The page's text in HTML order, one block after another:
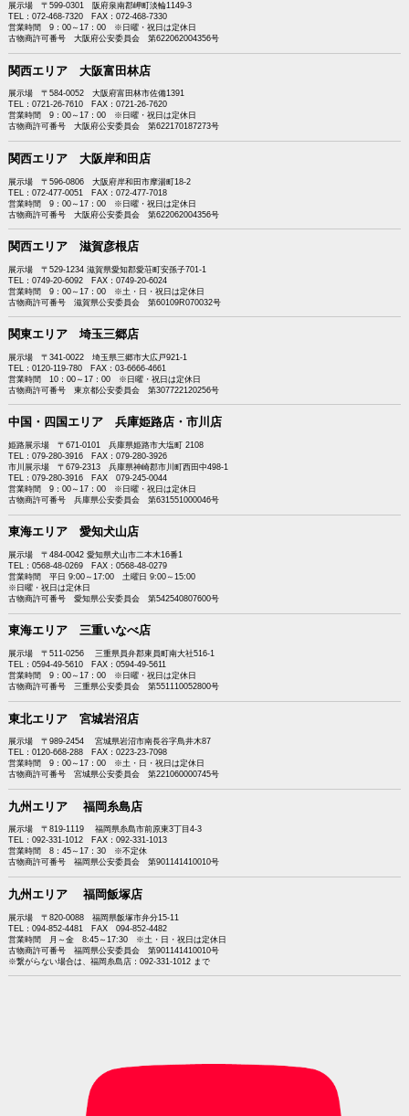
展示場 〒599-0301 阪府泉南郡岬町淡輪1149-3
TEL：072-468-7320 FAX：072-468-7330
営業時間 9：00～17：00 ※日曜・祝日は定休日
古物商許可番号 大阪府公安委員会 第622062004356号
関西エリア 大阪富田林店
展示場 〒584-0052 大阪府富田林市佐備1391
TEL：0721-26-7610 FAX：0721-26-7620
営業時間 9：00～17：00 ※日曜・祝日は定休日
古物商許可番号 大阪府公安委員会 第622170187273号
関西エリア 大阪岸和田店
展示場 〒596-0806 大阪府岸和田市摩湯町18-2
TEL：072-477-0051 FAX：072-477-7018
営業時間 9：00～17：00 ※日曜・祝日は定休日
古物商許可番号 大阪府公安委員会 第622062004356号
関西エリア 滋賀彦根店
展示場 〒529-1234 滋賀県愛知郡愛荘町安孫子701-1
TEL：0749-20-6092 FAX：0749-20-6024
営業時間 9：00～17：00 ※土・日・祝日は定休日
古物商許可番号 滋賀県公安委員会 第60109R070032号
関東エリア 埼玉三郷店
展示場 〒341-0022 埼玉県三郷市大広戸921-1
TEL：0120-119-780 FAX：03-6666-4661
営業時間 10：00～17：00 ※日曜・祝日は定休日
古物商許可番号 東京都公安委員会 第307722120256号
中国・四国エリア 兵庫姫路店・市川店
姫路展示場 〒671-0101 兵庫県姫路市大塩町 2108
TEL：079-280-3916 FAX：079-280-3926
市川展示場 〒679-2313 兵庫県神崎郡市川町西田中498-1
TEL：079-280-3916 FAX 079-245-0044
営業時間 9：00～17：00 ※日曜・祝日は定休日
古物商許可番号 兵庫県公安委員会 第631551000046号
東海エリア 愛知犬山店
展示場 〒484-0042 愛知県犬山市二本木16番1
TEL：0568-48-0269 FAX：0568-48-0279
営業時間 平日 9:00～17:00 土曜日 9:00～15:00
※日曜・祝日は定休日
古物商許可番号 愛知県公安委員会 第542540807600号
東海エリア 三重いなべ店
展示場 〒511-0256 三重県員弁郡東員町南大社516-1
TEL：0594-49-5610 FAX：0594-49-5611
営業時間 9：00～17：00 ※日曜・祝日は定休日
古物商許可番号 三重県公安委員会 第551110052800号
東北エリア 宮城岩沼店
展示場 〒989-2454 宮城県岩沼市南長谷字鳥井木87
TEL：0120-668-288 FAX：0223-23-7098
営業時間 9：00～17：00 ※土・日・祝日は定休日
古物商許可番号 宮城県公安委員会 第221060000745号
九州エリア 福岡糸島店
展示場 〒819-1119 福岡県糸島市前原東3丁目4-3
TEL：092-331-1012 FAX：092-331-1013
営業時間 8：45～17：30 ※不定休
古物商許可番号 福岡県公安委員会 第901141410010号
九州エリア 福岡飯塚店
展示場 〒820-0088 福岡県飯塚市弁分15-11
TEL：094-852-4481 FAX 094-852-4482
営業時間 月～金 8:45～17:30 ※土・日・祝日は定休日
古物商許可番号 福岡県公安委員会 第901141410010号
※繋がらない場合は、福岡糸島店：092-331-1012 まで